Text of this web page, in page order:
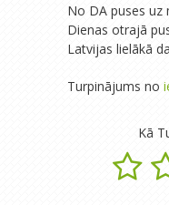
No DA puses uz
Dienas otrajā
Latvijas lielākā
Turpinājums no
Kā